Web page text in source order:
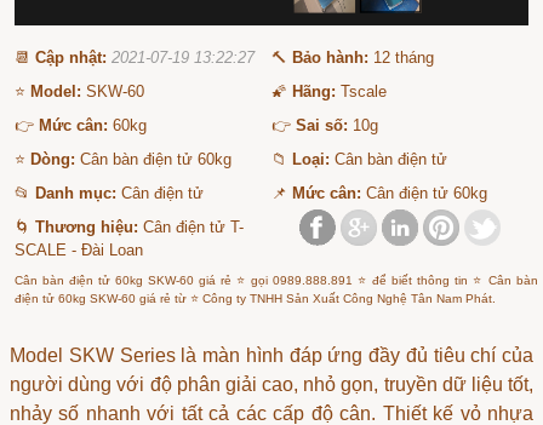
📆Cập nhật: 2021-07-19 13:22:27 🔨 Bảo hành: 12 tháng
⭐ Model: SKW-60 🌠 Hãng: Tscale
👉 Mức cân: 60kg 👉Sai số: 10g
⭐ Dòng: Cân bàn điện tử 60kg 📁 Loại: Cân bàn điện tử
📂 Danh mục: Cân điện tử 📌 Mức cân: Cân điện tử 60kg
🌀Thương hiệu: Cân điện tử T-
SCALE - Đài Loan
Cân bàn điện tử 60kg SKW-60 giá rẻ ⭐ gọi 0989.888.891 ⭐ để biết thông tin ⭐ Cân bàn
điện tử 60kg SKW-60 giá rẻ từ ⭐ Công ty TNHH Sản Xuất Công Nghệ Tân Nam Phát.
Model SKW Series là màn hình đáp ứng đầy đủ tiêu chí của
người dùng với độ phân giải cao, nhỏ gọn, truyền dữ liệu tốt,
nhảy số nhanh với tất cả các cấp độ cân. Thiết kế vỏ nhựa